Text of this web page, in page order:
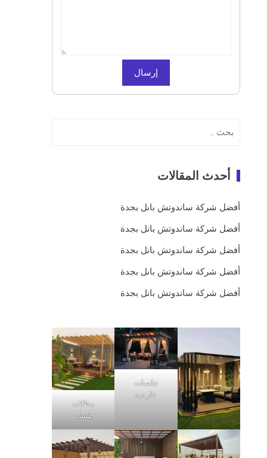
عن:
أحدث المقالات
أفضل شركة ساندوتش بانل بجدة
أفضل شركة ساندوتش بانل بجدة
أفضل شركة ساندوتش بانل بجدة
أفضل شركة ساندوتش بانل بجدة
أفضل شركة ساندوتش بانل بجدة
جلسات
خارجيه
مظلات
جلسات